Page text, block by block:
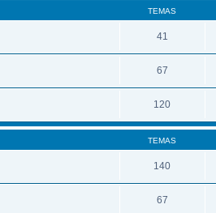
TEMAS
41
67
120
TEMAS
140
67